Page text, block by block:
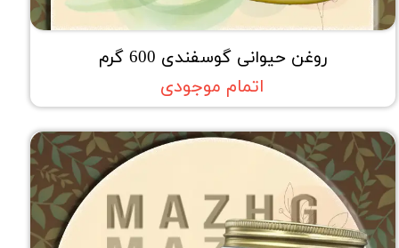
روغن حیوانی گوسفندی 600 گرم
اتمام موجودی